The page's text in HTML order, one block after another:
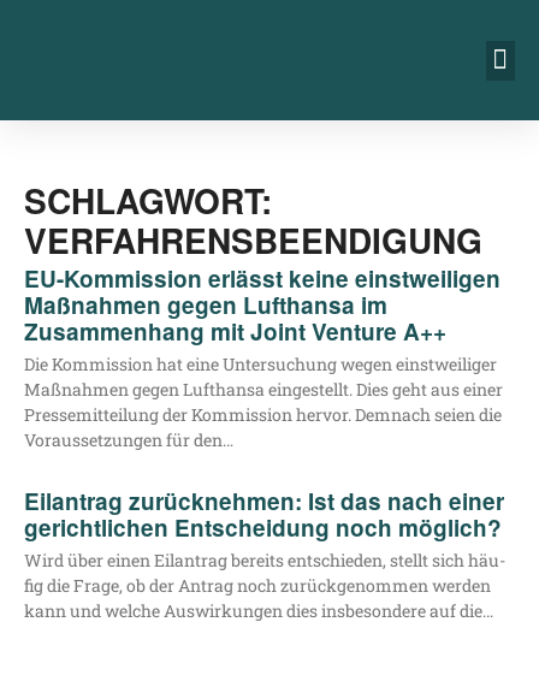
SCHLAGWORT:
VERFAHRENSBEENDIGUNG
EU-Kommission erlässt keine einstweiligen
Maßnahmen gegen Lufthansa im
Zusammenhang mit Joint Venture A++
Die Kom­mis­si­on hat eine Unter­su­chung wegen einst­wei­li­ger
Maß­nah­men gegen Luft­han­sa ein­ge­stellt. Dies geht aus einer
Pres­se­mit­tei­lung der Kom­mis­si­on her­vor. Dem­nach sei­en die
Vor­aus­set­zun­gen für den…
Eilantrag zurücknehmen: Ist das nach einer
gerichtlichen Entscheidung noch möglich?
Wird über einen Eil­an­trag bereits ent­schie­den, stellt sich häu­
fig die Fra­ge, ob der Antrag noch zurück­ge­nom­men wer­den
kann und wel­che Aus­wir­kun­gen dies ins­be­son­de­re auf die…